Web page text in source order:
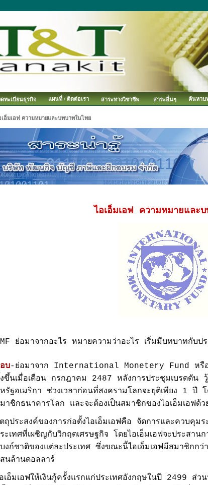
ทะเบียนธุรกิจ แผนที่ / ติดต่อเรา สาระทางวิชาชีพ สาระอื่นๆ ค้นหาบ
เอ็มเอฟ ความหมายและบทบาทในไทย
ไอเอ็มเอฟ ความหมายและบ
ย่อมาจากอะไร หมายความว่าอะไร เริ่มมีบทบาทกับปร
บ-ย่อมาจาก International Monetery Fund หรือก
ขึ้นเมื่อเดือน กรกฎาคม 2487 หลังการประชุมเบรดตัน
รัฐอเมริกา ช่วงเวลาก่อนที่สงครามโลกจะยุติเพียง 1 ปี
าชิกธนาคารโลก และจะต้องเป็นสมาชิกของไอเอ็มเอฟด้ว
ถุประสงค์ของการก่อตั้งไอเอ็มเอฟคือ จัดการและควบคุม
ะเทศที่เผชิญกับวิกฤตเศรษฐกิจ โดยไอเอ็มเอฟจะประสาน
งก์ชาติของแต่ละประเทศ ซึ่งขณะนี้ไอเอ็มเอฟมีสมาชิก
นล้านดอลลาร์
เอ็มเอฟให้เงินกู้ครั้งแรกแก่ประเทศอังกฤษในปี 2499 ส่วน